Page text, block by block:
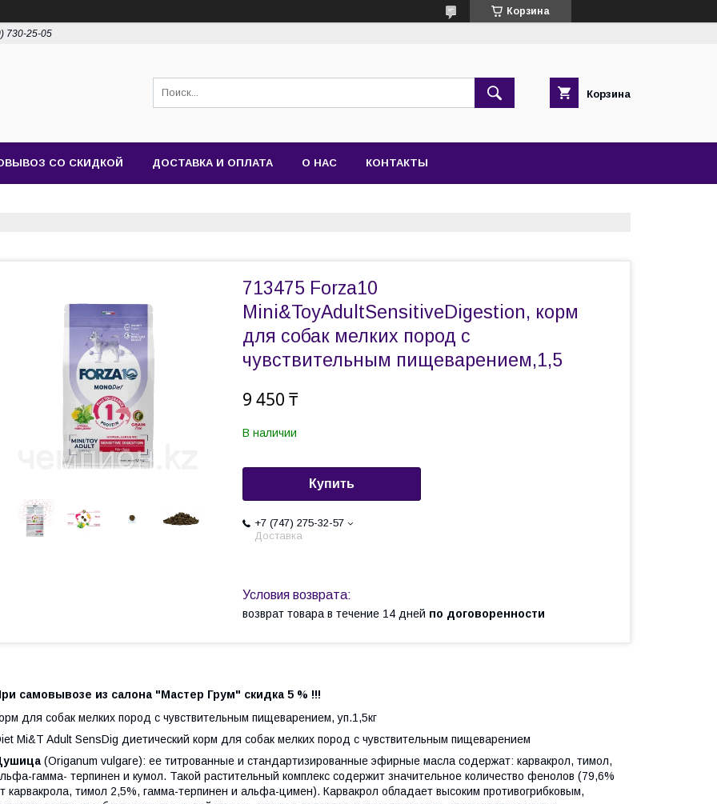
Корзина
730-25-05
Корзина
СО СКИДКОЙ ДОСТАВКА И ОПЛАТА О НАС КОНТАКТЫ
713475 Forza10
Mini&ToyAdultSensitiveDigestion, корм
для собак мелких пород с
чувствительным пищеварением,1,5
9 450 ₸
В наличии
Купить
+7 (747) 275-32-57
Доставка
возврат товара в течение 14 дней по договоренности
самовывозе из салона "Мастер Грум" скидка 5 % !!!
для собак мелких пород с чувствительным пищеварением, уп.1,5кг
Mi&T Adult SensDig диетический корм для собак мелких пород с чувствительным пищеварением
(Origanum vulgare): ее титрованные и стандартизированные эфирные масла содержат: карвакрол, тимол,
гамма- терпинен и кумол. Такой растительный комплекс содержит значительное количество фенолов (79,6%
карвакрола, тимол 2,5%, гамма-терпинен и альфа-цимен). Карвакрол обладает высоким противогрибковым,